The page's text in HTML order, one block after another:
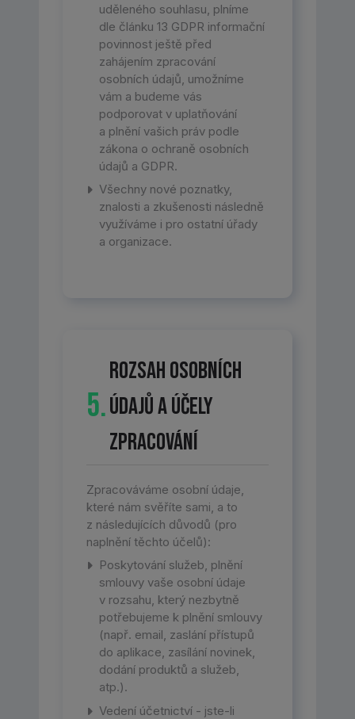
uděleného souhlasu, plníme
dle článku 13 GDPR informační
povinnost ještě před
zahájením zpracování
osobních údajů, umožníme
vám a budeme vás
podporovat v uplatňování
a plnění vašich práv podle
zákona o ochraně osobních
údajů a GDPR.
Všechny nové poznatky,
znalosti a zkušenosti následně
využíváme i pro ostatní úřady
a organizace.
5.
Rozsah osobních
údajů a účely
zpracování
Zpracováváme osobní údaje,
které nám svěříte sami, a to
z následujících důvodů (pro
naplnění těchto účelů):
Poskytování služeb, plnění
smlouvy vaše osobní údaje
v rozsahu, který nezbytně
potřebujeme k plnění smlouvy
(např. email, zaslání přístupů
do aplikace, zasílání novinek,
dodání produktů a služeb,
atp.).
Vedení účetnictví - jste-li